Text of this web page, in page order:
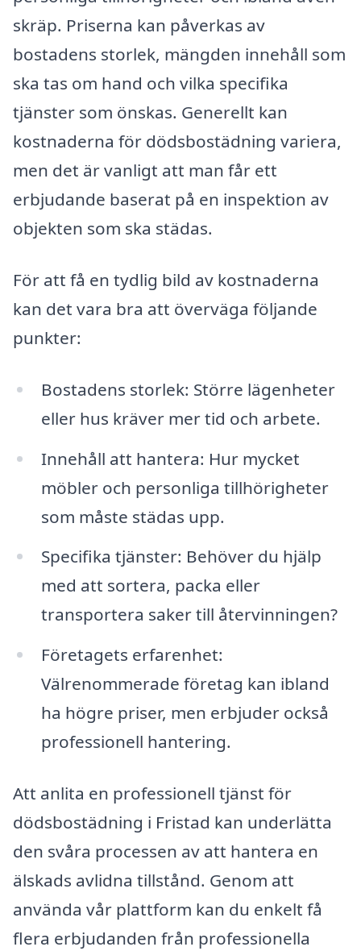
skräp. Priserna kan påverkas av
bostadens storlek, mängden innehåll som
ska tas om hand och vilka specifika
tjänster som önskas. Generellt kan
kostnaderna för dödsbostädning variera,
men det är vanligt att man får ett
erbjudande baserat på en inspektion av
objekten som ska städas.
För att få en tydlig bild av kostnaderna
kan det vara bra att överväga följande
punkter:
Bostadens storlek: Större lägenheter
eller hus kräver mer tid och arbete.
Innehåll att hantera: Hur mycket
möbler och personliga tillhörigheter
som måste städas upp.
Specifika tjänster: Behöver du hjälp
med att sortera, packa eller
transportera saker till återvinningen?
Företagets erfarenhet:
Välrenommerade företag kan ibland
ha högre priser, men erbjuder också
professionell hantering.
Att anlita en professionell tjänst för
dödsbostädning i Fristad kan underlätta
den svåra processen av att hantera en
älskads avlidna tillstånd. Genom att
använda vår plattform kan du enkelt få
flera erbjudanden från professionella